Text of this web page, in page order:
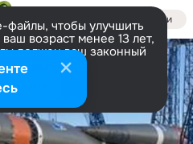
Войти
чтобы улучшить
возраст менее 13 лет,
должен ваш законный
информации